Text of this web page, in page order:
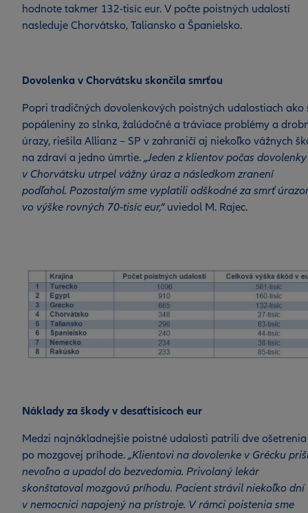
hodnote takmer 132-tisíc eur. V počte poistných udalostí
nasleduje Chorvátsko, Taliansko a Španielsko.
Dovolenka v Chorvátsku skončila smrťou
Popri tradičných dovolenkových poistných udalostiach ako
popáleniny zo slnka, žalúdočné a tráviace problémy a
úrazy, riešila Allianz – SP v zahraničí aj niekoľko vážnych
na zdraví a jedno úmrtie. „Jeden z klientov počas dovolenky
v Chorvátsku utrpel vážny úraz a následkom zranení
podľahol. Pozostalým sme vyplatili odškodné za smrť
vo výške rovných 70-tisíc eur,“ uviedol M. Rajec.
Náklady za škody v desaťtisícoch eur
Medzi najnákladnejšie poistné udalosti patrili dve ošetrenia
po mozgovej príhode. „Klientovi na dovolenke v Grécku
nevoľno a upadol do bezvedomia. Privolaný lekár
skonštatoval mozgovú príhodu. Pacient strávil niekoľko dní
v nemocnici napojený na prístroje. V rámci poistenia sme